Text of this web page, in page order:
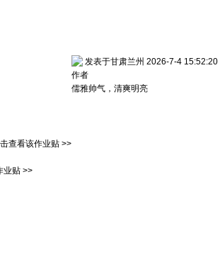
查看该作业贴 >>
业贴 >>
发表于甘肃兰州 2026-7-4 15:52:20
作者
儒雅帅气，清爽明亮